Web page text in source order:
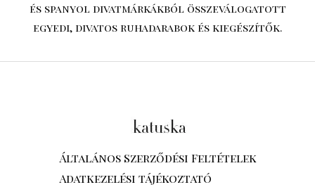
és spanyol divatmárkákból összeválogatott
egyedi, divatos ruhadarabok és kiegészítők.
Általános Szerződési Feltételek
Adatkezelési tájékoztató